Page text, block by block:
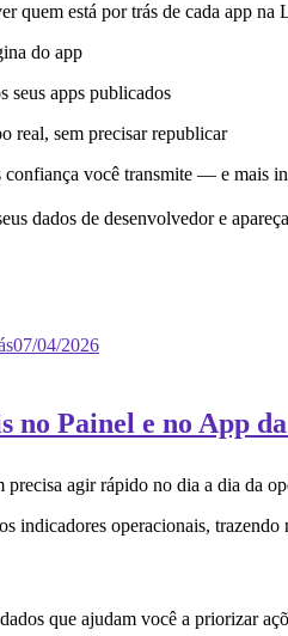
quem está por trás de cada app
do app
seus apps publicados
real, sem precisar republicar
você transmite — e mais
dados de desenvolvedor e
07/04/2026
no Painel e no App
agir rápido no dia a dia da
indicadores operacionais,
que ajudam você a priorizar